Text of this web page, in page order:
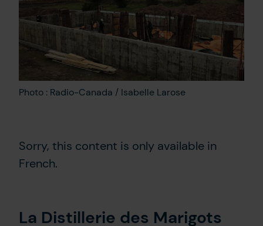
Photo : Radio-Canada / Isabelle Larose
Sorry, this content is only available in
French.
La Distillerie des Marigots